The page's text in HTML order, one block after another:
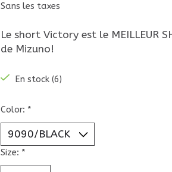
Sans les taxes
Le short Victory est le MEILLEUR
de Mizuno!
En stock (6)
Color: *
Size: *